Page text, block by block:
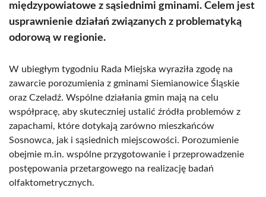
międzypowiatowe z sąsiednimi gminami. Celem jest
usprawnienie działań związanych z problematyką
odorową w regionie.
W ubiegłym tygodniu Rada Miejska wyraziła zgodę na
zawarcie porozumienia z gminami Siemianowice Śląskie
oraz Czeladź. Wspólne działania gmin mają na celu
współpracę, aby skuteczniej ustalić źródła problemów z
zapachami, które dotykają zarówno mieszkańców
Sosnowca, jak i sąsiednich miejscowości. Porozumienie
obejmie m.in. wspólne przygotowanie i przeprowadzenie
postępowania przetargowego na realizację badań
olfaktometrycznych.